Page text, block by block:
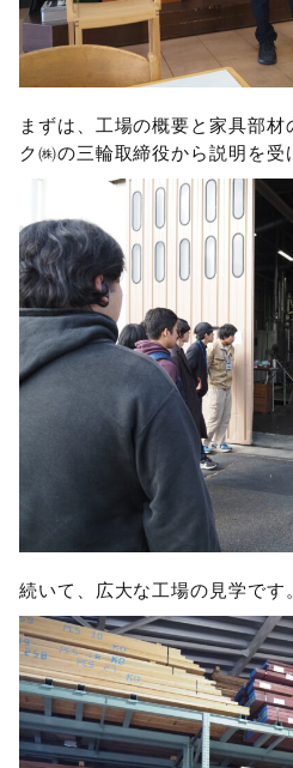
まずは、工場の概要と家具部
ク㈱の三輪取締役から説明を受
続いて、広大な工場の見学です。